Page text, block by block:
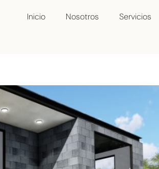
Inicio Nosotros Servicios